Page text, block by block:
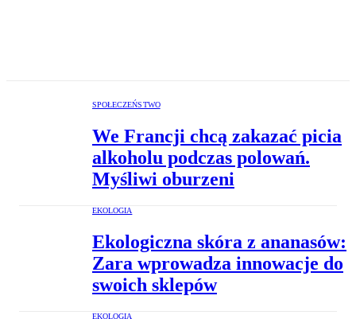
SPOŁECZEŃSTWO
We Francji chcą zakazać picia
alkoholu podczas polowań.
Myśliwi oburzeni
EKOLOGIA
Ekologiczna skóra z ananasów:
Zara wprowadza innowacje do
swoich sklepów
EKOLOGIA